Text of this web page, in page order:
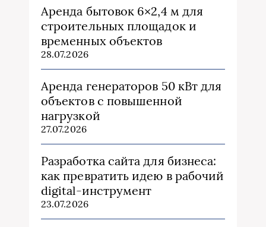
Аренда бытовок 6×2,4 м для
строительных площадок и
временных объектов
28.07.2026
Аренда генераторов 50 кВт для
объектов с повышенной
нагрузкой
27.07.2026
Разработка сайта для бизнеса:
как превратить идею в рабочий
digital-инструмент
23.07.2026